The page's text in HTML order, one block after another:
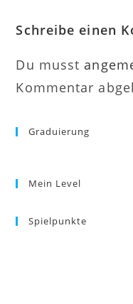
Schreibe einen
Du musst
Kommentar
Graduierung
Mein Level
Spielpunkte